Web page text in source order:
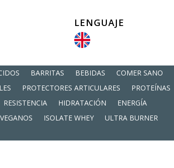
LENGUAJE
BARRITAS BEBIDAS
COMER SANO
PROTECTORES ARTICULARES
PROTEÍNAS
RESISTENCIA HIDRATACIÓN
ENERGÍA
ISOLATE WHEY
ULTRA BURNER